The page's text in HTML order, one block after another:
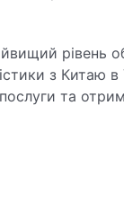
рівень
з Китаю
та